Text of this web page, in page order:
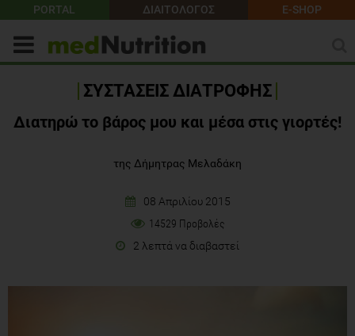
PORTAL ΔΙΑΙΤΟΛΟΓΟΣ E-SHOP
ΣΥΣΤΑΣΕΙΣ ΔΙΑΤΡΟΦΗΣ
Διατηρώ το βάρος μου και μέσα στις γιορτές!
της Δήμητρας Μελαδάκη
08 Απριλίου 2015
14529 Προβολές
2 λεπτά να διαβαστεί